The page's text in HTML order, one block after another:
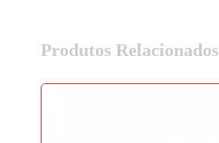
Produtos Relacionados